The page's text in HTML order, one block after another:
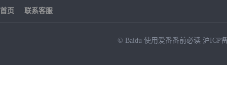
首页 联系客服
© Baidu 使用爱番番前必读 沪ICP